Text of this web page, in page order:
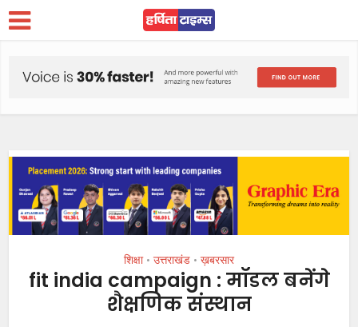
शिक्षा • उत्तराखंड • ख़बरसार
fit india campaign : मॉडल बनेंगे
शैक्षणिक संस्थान